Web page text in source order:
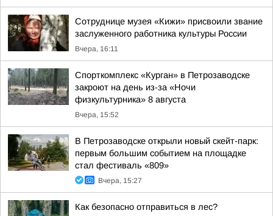
Сотруднице музея «Кижи» присвоили звание
заслуженного работника культуры России
Вчера, 16:11
Спорткомплекс «Курган» в Петрозаводске
закроют на день из-за «Ночи
физкультурника» 8 августа
Вчера, 15:52
В Петрозаводске открыли новый скейт-парк:
первым большим событием на площадке
стал фестиваль «809»
Вчера, 15:27
Как безопасно отправиться в лес?